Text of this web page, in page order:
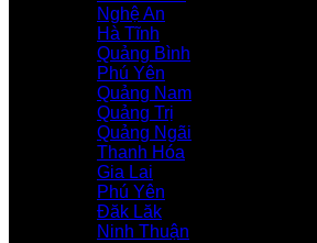
Nghệ An
Hà Tĩnh
Quảng Bình
Phú Yên
Quảng Nam
Quảng Trị
Quảng Ngãi
Thanh Hóa
Gia Lai
Phú Yên
Đăk Lăk
Ninh Thuận